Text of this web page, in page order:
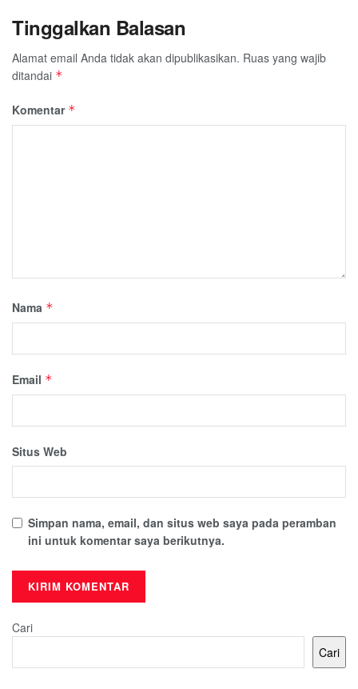
Tinggalkan Balasan
Alamat email Anda tidak akan dipublikasikan. Ruas yang wajib
ditandai *
Komentar *
Nama *
Email *
Situs Web
Simpan nama, email, dan situs web saya pada peramban
ini untuk komentar saya berikutnya.
Cari
Cari